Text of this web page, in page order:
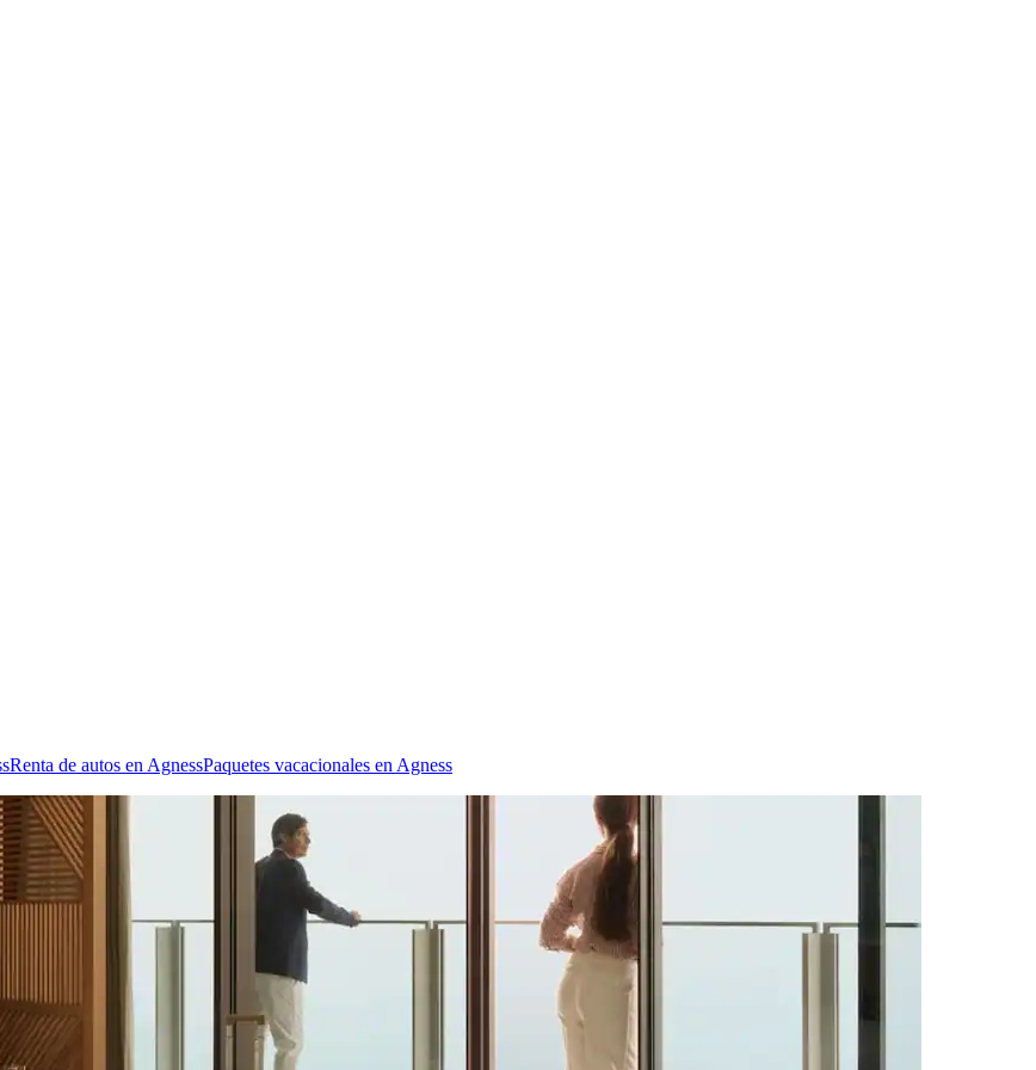
Renta de autos en AgnessPaquetes vacacionales en Agness